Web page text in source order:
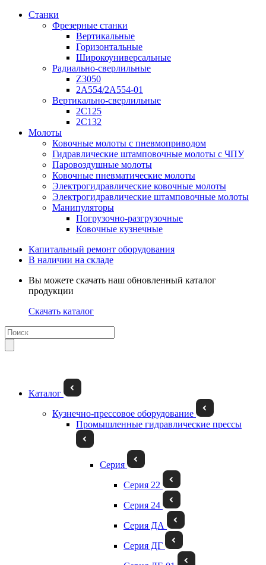
Станки
Фрезерные станки
Вертикальные
Горизонтальные
Широкоуниверсальные
Радиально-сверлильные
Z3050
2А554/2А554-01
Вертикально-сверлильные
2С125
2С132
Молоты
Ковочные молоты с пневмоприводом
Гидравлические штамповочные молоты с ЧПУ
Паровоздушные молоты
Ковочные пневматические молоты
Электрогидравлические ковочные молоты
Электрогидравлические штамповочные молоты
Манипуляторы
Погрузочно-разгрузочные
Ковочные кузнечные
Капитальный ремонт оборудования
В наличии на складе
Вы можете скачать наш обновленный каталог
продукции
Скачать каталог
Каталог
Кузнечно-прессовое оборудование
Промышленные гидравлические прессы
Серия
Серия 22
Серия 24
Серия ДА
Серия ДГ